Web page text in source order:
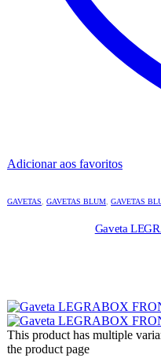
Adicionar aos favoritos
GAVETAS GAVETAS BLUM GAVETAS
Gaveta
This product has multiple
the product page